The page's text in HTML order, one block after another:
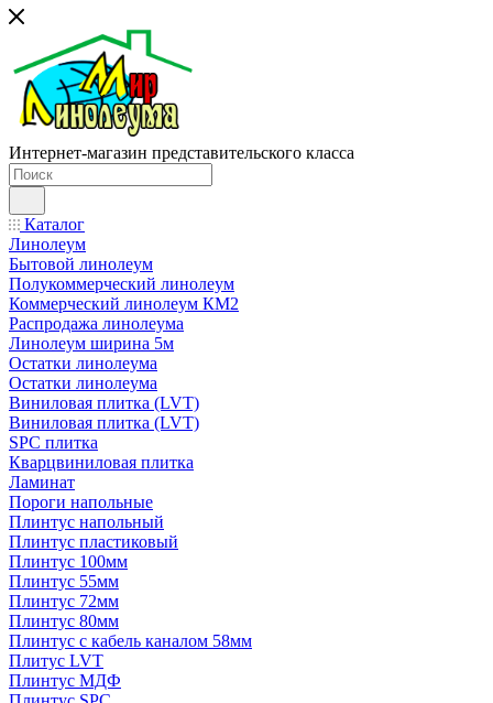
Интернет-магазин представительского класса
Каталог
Линолеум
Бытовой линолеум
Полукоммерческий линолеум
Коммерческий линолеум КМ2
Распродажа линолеума
Линолеум ширина 5м
Остатки линолеума
Остатки линолеума
Виниловая плитка (LVT)
Виниловая плитка (LVT)
SPC плитка
Кварцвиниловая плитка
Ламинат
Пороги напольные
Плинтус напольный
Плинтус пластиковый
Плинтус 100мм
Плинтус 55мм
Плинтус 72мм
Плинтус 80мм
Плинтус с кабель каналом 58мм
Плитус LVT
Плинтус МДФ